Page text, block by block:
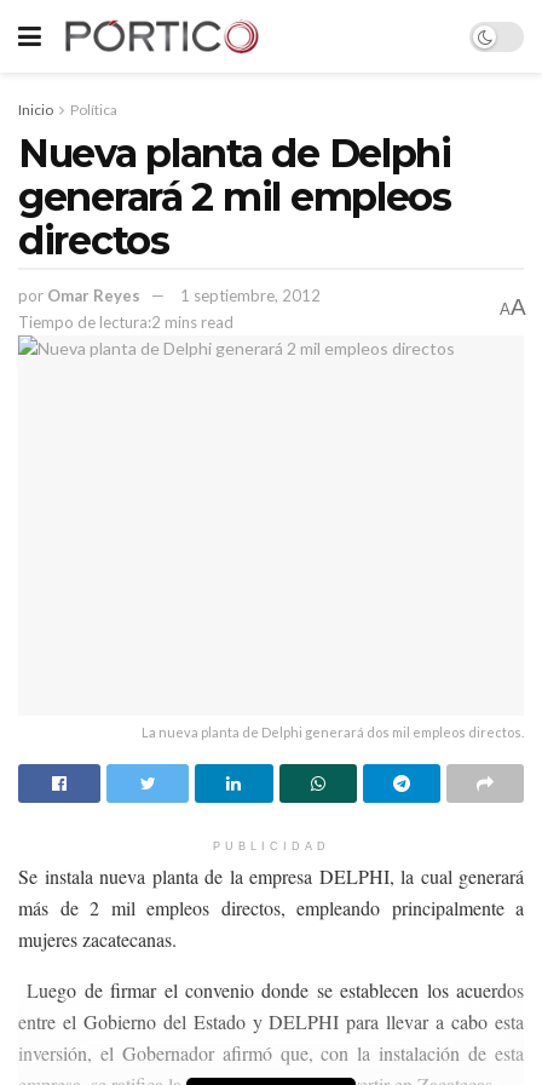
Inicio Política
Nueva planta de Delphi
generará 2 mil empleos
directos
por Omar Reyes
1 septiembre, 2012
Tiempo de lectura:2 mins read
AA
La nueva planta de Delphi generará dos mil empleos directos.
PUBLICIDAD
Se instala nueva planta de la empresa DELPHI, la cual generará
más de 2 mil empleos directos, empleando principalmente a
mujeres zacatecanas.
Luego de firmar el convenio donde se establecen los acuerdos
entre el Gobierno del Estado y DELPHI para llevar a cabo esta
inversión, el Gobernador afirmó que, con la instalación de esta